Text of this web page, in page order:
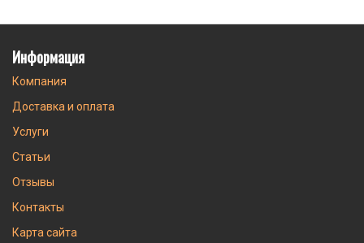
Информация
Компания
Доставка и оплата
Услуги
Статьи
Отзывы
Контакты
Карта сайта